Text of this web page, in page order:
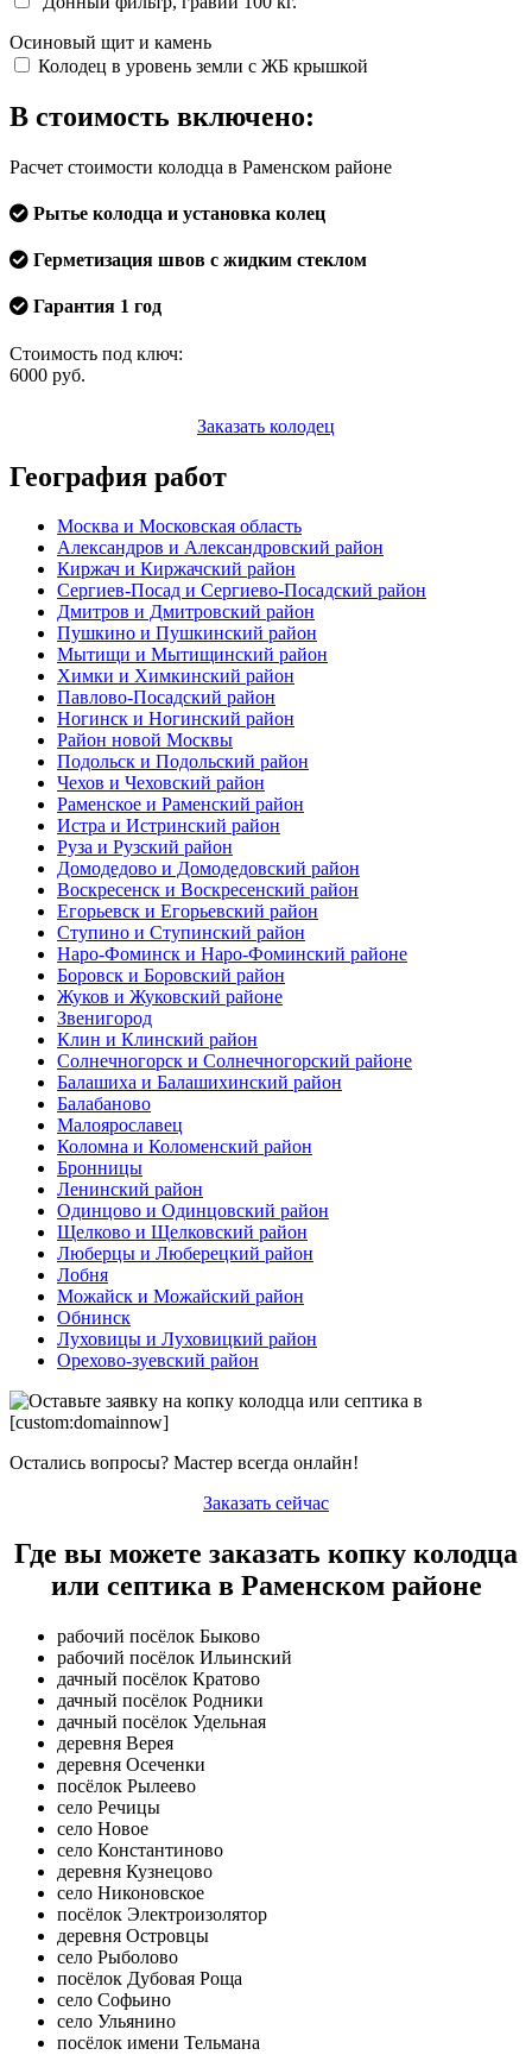
Осиновый щит и камень
Колодец в уровень земли с ЖБ крышкой
В стоимость включено:
Расчет стоимости колодца в Раменском районе
Рытье колодца и установка колец
Герметизация швов с жидким стеклом
Гарантия 1 год
Стоимость под ключ:
6000 руб.
Заказать колодец
География работ
Москва и Московская область
Александров и Александровский район
Киржач и Киржачский район
Сергиев-Посад и Сергиево-Посадский район
Дмитров и Дмитровский район
Пушкино и Пушкинский район
Мытищи и Мытищинский район
Химки и Химкинский район
Павлово-Посадский район
Ногинск и Ногинский район
Район новой Москвы
Подольск и Подольский район
Чехов и Чеховский район
Раменское и Раменский район
Истра и Истринский район
Руза и Рузский район
Домодедово и Домодедовский район
Воскресенск и Воскресенский район
Егорьевск и Егорьевский район
Ступино и Ступинский район
Наро-Фоминск и Наро-Фоминский районе
Боровск и Боровский район
Жуков и Жуковский районе
Звенигород
Клин и Клинский район
Солнечногорск и Солнечногорский районе
Балашиха и Балашихинский район
Балабаново
Малоярославец
Коломна и Коломенский район
Бронницы
Ленинский район
Одинцово и Одинцовский район
Щелково и Щелковский район
Люберцы и Люберецкий район
Лобня
Можайск и Можайский район
Обнинск
Луховицы и Луховицкий район
Орехово-зуевский район
Остались вопросы? Мастер всегда онлайн!
Заказать сейчас
Где вы можете заказать копку колодца
или септика в Раменском районе
рабочий посёлок Быково
рабочий посёлок Ильинский
дачный посёлок Кратово
дачный посёлок Родники
дачный посёлок Удельная
деревня Верея
деревня Осеченки
посёлок Рылеево
село Речицы
село Новое
село Константиново
деревня Кузнецово
село Никоновское
посёлок Электроизолятор
деревня Островцы
село Рыболово
посёлок Дубовая Роща
село Софьино
село Ульянино
посёлок имени Тельмана